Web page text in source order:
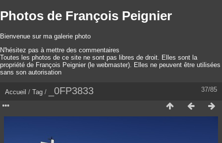
Photos de François Peignier
Bienvenue sur ma galerie photo
N'hésitez pas à mettre des commentaires
Toutes les photos de ce site ne sont pas libres de droit. Elles sont la
propriété de François Peignier (le webmaster). Elles ne peuvent être utilisées
sans son autorisation
37/85
Accueil / Tag / _0FP3833